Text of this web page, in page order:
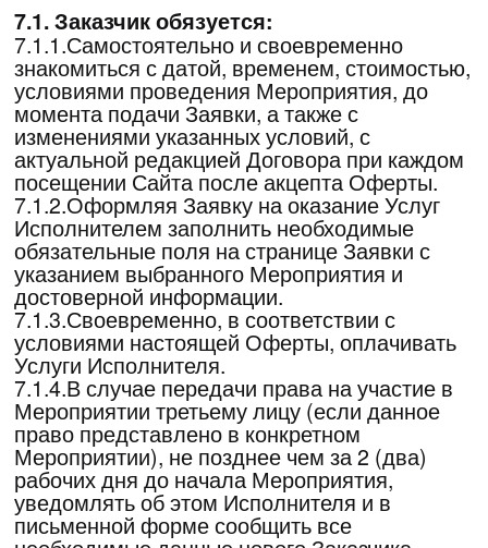
ненадлежащего исполнения своих
обязательств по Договору, Стороны несут
ответственность в соответствии с
законодательством РФ с учетом условий
Договора.
8.2.Исполнитель не несет ответственности
в случае ненадлежащего оказания Услуги,
если ненадлежащее исполнение явилось
следствием недостоверности,
недостаточности или несвоевременности
предоставленных Заказчиком сведений, а
также вследствие других нарушений
условий настоящего Договора со стороны
Заказчика.
8.3.Исполнитель не несет ответственности
за несоответствие предоставленной Услуги
ожиданиям Заказчика и/или за его
субъективную оценку, такое несоответствие
ожиданиям и/или отрицательная
субъективная оценка не являются
основаниями считать Услуги оказанными
некачественно, или не в согласованном
объеме.
8.4.Исполнитель не несет ответственности
за невозможность обслуживания Заказчика
по каким-либо независящим от него
причинам, включая нарушение работы
транспортных средств, заболевания,
отъезды и иные причины Заказчика. За
несостоявшиеся по вине Заказчика Услуги,
деньги, внесенные им в качестве оплаты,
не возвращаются.
8.5.Исполнитель не несет ответственности